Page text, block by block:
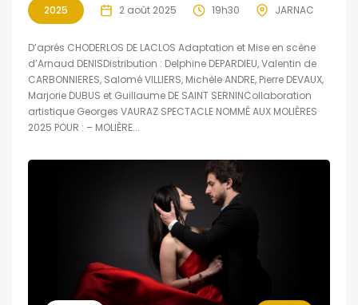
2025 2 août 2025 19h30 JARNAC
D’aprés CHODERLOS DE LACLOS Adaptation et Mise en scène
d’Arnaud DENISDistribution : Delphine DEPARDIEU, Valentin de
CARBONNIERES, Salomé VILLIERS, Michèle ANDRE, Pierre DEVAUX,
Marjorie DUBUS et Guillaume DE SAINT SERNINCollaboration
artistique Georges VAURAZ SPECTACLE NOMMÉ AUX MOLIÈRES
2025 POUR : – MOLIÈRE...